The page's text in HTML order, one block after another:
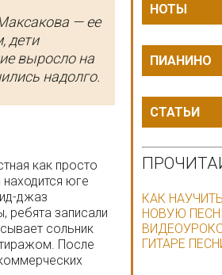
— ее
дети
выросло на
надолго.
как просто
юге
джаз
ребята записали
сольник
тиражом. После
НОТЫ
ПИАНИНО
СТАТЬИ
КАК
НОВУЮ
ГИТАРЕ